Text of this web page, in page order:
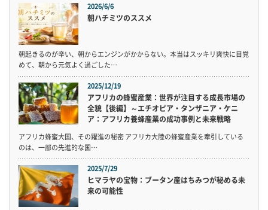
2026/6/6
朝ハチミツのススメ
朝起きるのが辛い、朝からエンジンがかからない。本当はスッキリ爽快に目覚
めて、朝から元気よく過ごした…
2025/12/19
アフリカの蜂蜜産業：世界が注目する成長市場の
全貌【後編】～エチオピア・タンザニア・ケニ
ア：アフリカ養蜂産業の成功事例と未来戦略
アフリカ蜂蜜大国、その躍進の秘密 アフリカ大陸の蜂蜜産業を牽引している
のは、一部の先進的な国…
2025/7/29
ヒマラヤの宝物：ブータン産はちみつが秘める未
来の可能性